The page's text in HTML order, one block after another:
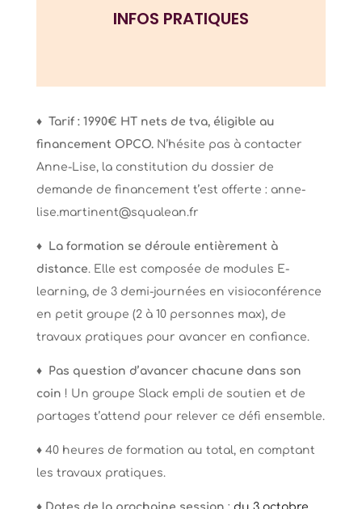
INFOS PRATIQUES
♦ Tarif : 1990€ HT nets de tva, éligible au
financement OPCO.N’hésite pas à contacter
Anne-Lise, la constitution du dossier de
demande de financement t’est offerte : anne-
lise.martinent@squalean.fr
♦ La formation se déroule entièrement à
distance. Elle est composée de modules E-
learning, de 3 demi-journées en visioconférence
en petit groupe (2 à 10 personnes max), de
travaux pratiques pour avancer en confiance.
♦ Pas question d’avancer chacune dans son
coin ! Un groupe Slack empli de soutien et de
partages t’attend pour relever ce défi ensemble.
♦ 40 heures de formation au total, en comptant
les travaux pratiques.